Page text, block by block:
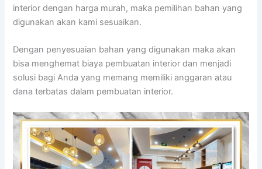
interior dengan harga murah, maka pemilihan bahan yang
digunakan akan kami sesuaikan.
Dengan penyesuaian bahan yang digunakan maka akan
bisa menghemat biaya pembuatan interior dan menjadi
solusi bagi Anda yang memang memiliki anggaran atau
dana terbatas dalam pembuatan interior.